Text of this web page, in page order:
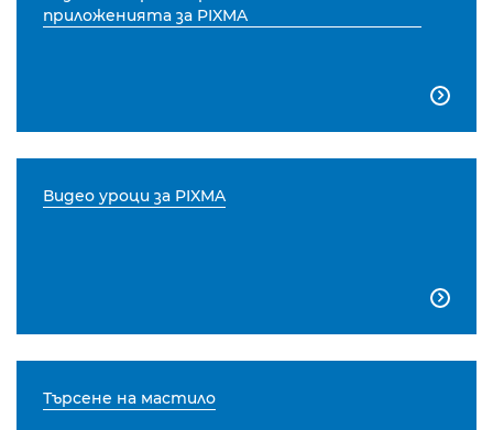
приложенията за PIXMA

Видео уроци за PIXMA

Търсене на мастило